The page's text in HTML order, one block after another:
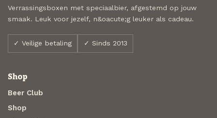
Verrassingsboxen met speciaalbier, afgestemd op jouw
smaak. Leuk voor jezelf, n&oacute;g leuker als cadeau.
✓ Veilige betaling ✓ Sinds 2013
Shop
Beer Club
Shop